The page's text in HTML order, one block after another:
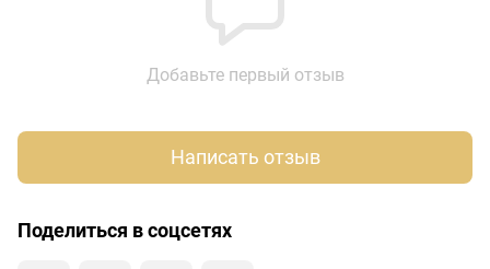
Добавьте первый отзыв
Написать отзыв
Поделиться в соцсетях